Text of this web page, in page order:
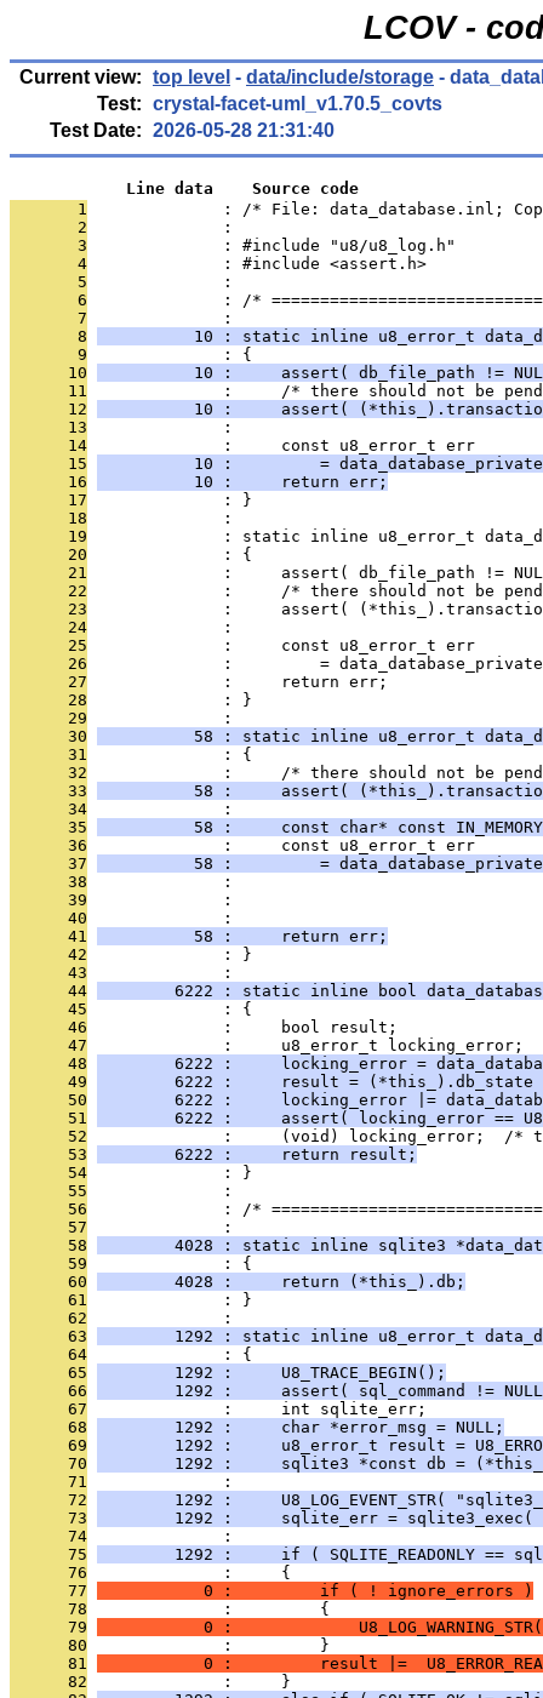
LCOV -
Current view: top level - data/include/storage -
Test: crystal-facet-uml_v1.70.5_covts
Test Date: 2026-05-28 21:31:40
            Line data    Source code
       1
: /* File: data_database.inl;
       2
              :
       3
              : #include "u8/u8_log.h"
       4
              : #include <assert.h>
       5
              :
       6
: /*
       7
              :
       8
10 : static inline u8_error_t
       9
              : {
      10
10 :     assert( db_file_path !=
      11
:     /* there should not be
      12
10 :     assert(
      13
              :
      14
              :     const u8_error_t err
      15
10 :         =
      16
          10 :     return err;
      17
              : }
      18
              :
      19
: static inline u8_error_t
      20
              : {
      21
:     assert( db_file_path !=
      22
:     /* there should not be
      23
:     assert(
      24
              :
      25
              :     const u8_error_t err
      26
:         =
      27
              :     return err;
      28
              : }
      29
              :
      30
58 : static inline u8_error_t
      31
              : {
      32
:     /* there should not be
      33
58 :     assert(
      34
              :
      35
58 :     const char* const
      36
              :     const u8_error_t err
      37
58 :         =
      38
:
      39
:
      40
:
      41
          58 :     return err;
      42
              : }
      43
              :
      44
6222 : static inline bool
      45
              : {
      46
              :     bool result;
      47
              :     u8_error_t locking_error;
      48
6222 :     locking_error =
      49
6222 :     result =
      50
6222 :     locking_error |=
      51
6222 :     assert( locking_error ==
      52
:     (void) locking_error;  /*
      53
        6222 :     return result;
      54
              : }
      55
              :
      56
: /*
      57
              :
      58
4028 : static inline sqlite3
      59
              : {
      60
        4028 :     return (*this_).db;
      61
              : }
      62
              :
      63
1292 : static inline u8_error_t
      64
              : {
      65
        1292 :     U8_TRACE_BEGIN();
      66
1292 :     assert( sql_command !=
      67
              :     int sqlite_err;
      68
        1292 :     char *error_msg = NULL;
      69
1292 :     u8_error_t result =
      70
1292 :     sqlite3 *const db =
      71
              :
      72
1292 :     U8_LOG_EVENT_STR(
      73
1292 :     sqlite_err =
      74
              :
      75
1292 :     if ( SQLITE_READONLY ==
      76
              :     {
      77
           0 :         if ( ! ignore_errors )
      78
              :         {
      79
0 :
      80
              :         }
      81
0 :         result |=
      82
              :     }